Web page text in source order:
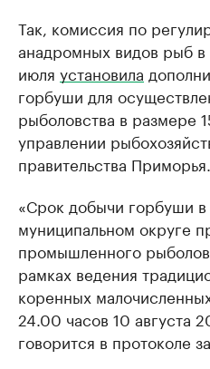
Так, комиссия по
анадромных видов рыб
июля установила
горбуши для
рыболовства в размере
управлении
правительства Приморья.
«Срок добычи горбуши
муниципальном округе
промышленного
рамках ведения
коренных
24.00 часов 10 августа
говорится в протоколе